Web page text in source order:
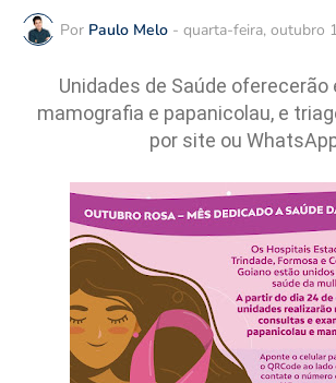
Por Paulo Melo - quarta-feira, outubro
Unidades de Saúde oferecerão
mamografia e papanicolau, e
por site ou